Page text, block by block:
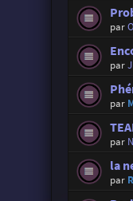
par
par
par
par
la
par